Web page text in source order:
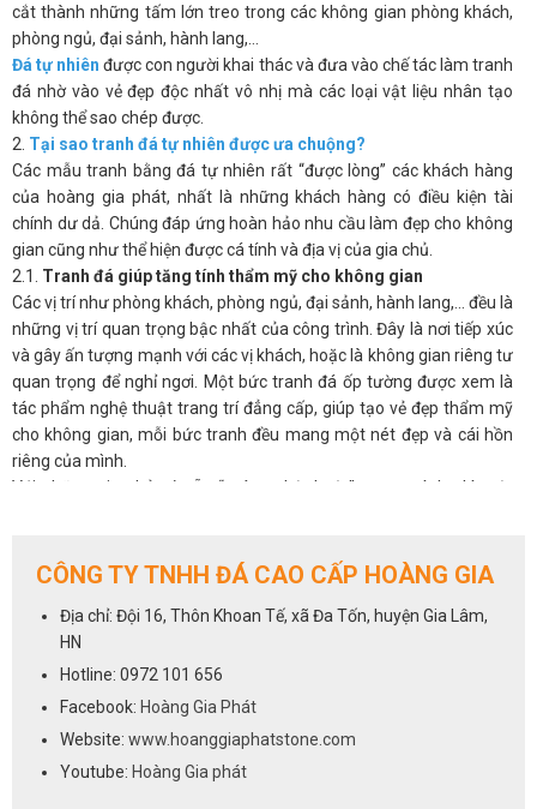
cắt thành những tấm lớn treo trong các không gian phòng khách,
phòng ngủ, đại sảnh, hành lang,…
Đá tự nhiên được con người khai thác và đưa vào chế tác làm tranh
đá nhờ vào vẻ đẹp độc nhất vô nhị mà các loại vật liệu nhân tạo
không thể sao chép được.
2. Tại sao tranh đá tự nhiên được ưa chuộng?
Các mẫu tranh bằng đá tự nhiên rất “được lòng” các khách hàng
của hoàng gia phát, nhất là những khách hàng có điều kiện tài
chính dư dả. Chúng đáp ứng hoàn hảo nhu cầu làm đẹp cho không
gian cũng như thể hiện được cá tính và địa vị của gia chủ.
2.1. Tranh đá giúp tăng tính thẩm mỹ cho không gian
Các vị trí như phòng khách, phòng ngủ, đại sảnh, hành lang,… đều là
những vị trí quan trọng bậc nhất của công trình. Đây là nơi tiếp xúc
và gây ấn tượng mạnh với các vị khách, hoặc là không gian riêng tư
quan trọng để nghỉ ngơi. Một bức tranh đá ốp tường được xem là
tác phẩm nghệ thuật trang trí đẳng cấp, giúp tạo vẻ đẹp thẩm mỹ
cho không gian, mỗi bức tranh đều mang một nét đẹp và cái hồn
riêng của mình.
Với những gia chủ có sẵn “máu nghệ thuật” trong mình, thì một
2.2.Tranh đá giúp điều hòa phong thủy cho phòng khách
nghĩa phong thủy, có thể tác động đến âm dương ngũ hành và làm
thay đổi vận khí trong nhà. Được hình thành hoàn toàn từ tự nhiên,
nên có tác dụng tạo không gian thoáng đãng, mở rộng tầm nhìn,
đem đến nguồn năng lượng tích cực, an nhiên cho các thành viên
Người ta quan niệm, khi chọn tranh đá tự nhiên có màu sắc hợp với
mệnh còn mang đến may mắn, tài lộc, hóa giải những xui xẻo, giúp
CÔNG TY TNHH ĐÁ CAO CẤP HOÀNG GIA
Địa chỉ: Đội 16, Thôn Khoan Tế, xã Đa Tốn, huyện Gia Lâm,
HN
Hotline: 0972 101 656
Facebook: Hoàng Gia Phát
Website: www.hoanggiaphatstone.com
Youtube: Hoàng Gia phát